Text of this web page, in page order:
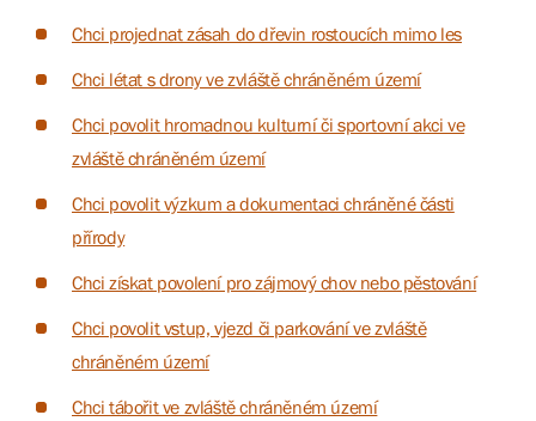
Chci projednat zásah do dřevin rostoucích mimo les
Chci létat s drony ve zvláště chráněném území
Chci povolit hromadnou kulturní či sportovní akci ve
zvláště chráněném území
Chci povolit výzkum a dokumentaci chráněné části
přírody
Chci získat povolení pro zájmový chov nebo pěstování
Chci povolit vstup, vjezd či parkování ve zvláště
chráněném území
Chci tábořit ve zvláště chráněném území